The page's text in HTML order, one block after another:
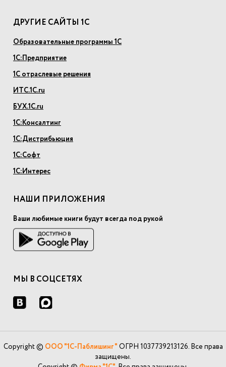
ДРУГИЕ САЙТЫ 1С
Образовательные программы 1С
1С:Предприятие
1С отраслевые решения
ИТС.1С.ru
БУХ.1С.ru
1С:Консалтинг
1С:Дистрибьюция
1С:Софт
1С:Интерес
НАШИ ПРИЛОЖЕНИЯ
Ваши любимые книги будут всегда под рукой
МЫ В СОЦСЕТЯХ
Copyright © ООО "1С-Паблишинг" ОГРН 1037739213126. Все права
защищены.